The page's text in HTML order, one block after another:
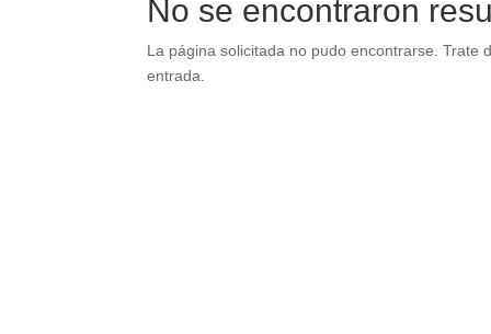
No se encontraron
La página solicitada no pudo encontrarse. Trate
entrada.